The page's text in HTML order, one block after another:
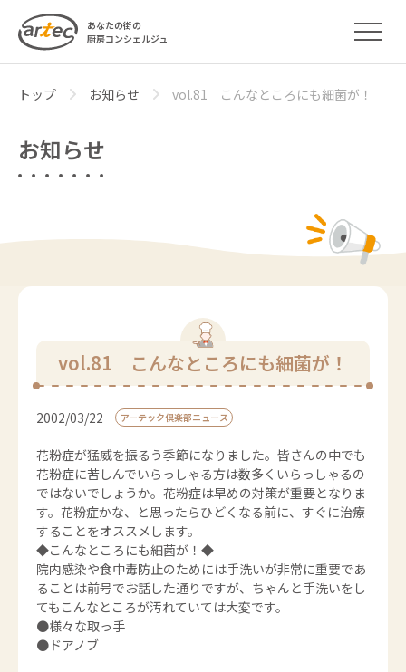
あなたの街の
厨房コンシェルジュ
トップ お知らせ vol.81 こんなところにも細菌が！
お知らせ
vol.81 こんなところにも細菌が！
2002/03/22 アーテック倶楽部ニュース
花粉症が猛威を振るう季節になりました。皆さんの中でも
花粉症に苦しんでいらっしゃる方は数多くいらっしゃるの
ではないでしょうか。花粉症は早めの対策が重要となりま
す。花粉症かな、と思ったらひどくなる前に、すぐに治療
することをオススメします。
◆こんなところにも細菌が！◆
院内感染や食中毒防止のためには手洗いが非常に重要であ
ることは前号でお話した通りですが、ちゃんと手洗いをし
てもこんなところが汚れていては大変です。
●様々な取っ手
●ドアノブ